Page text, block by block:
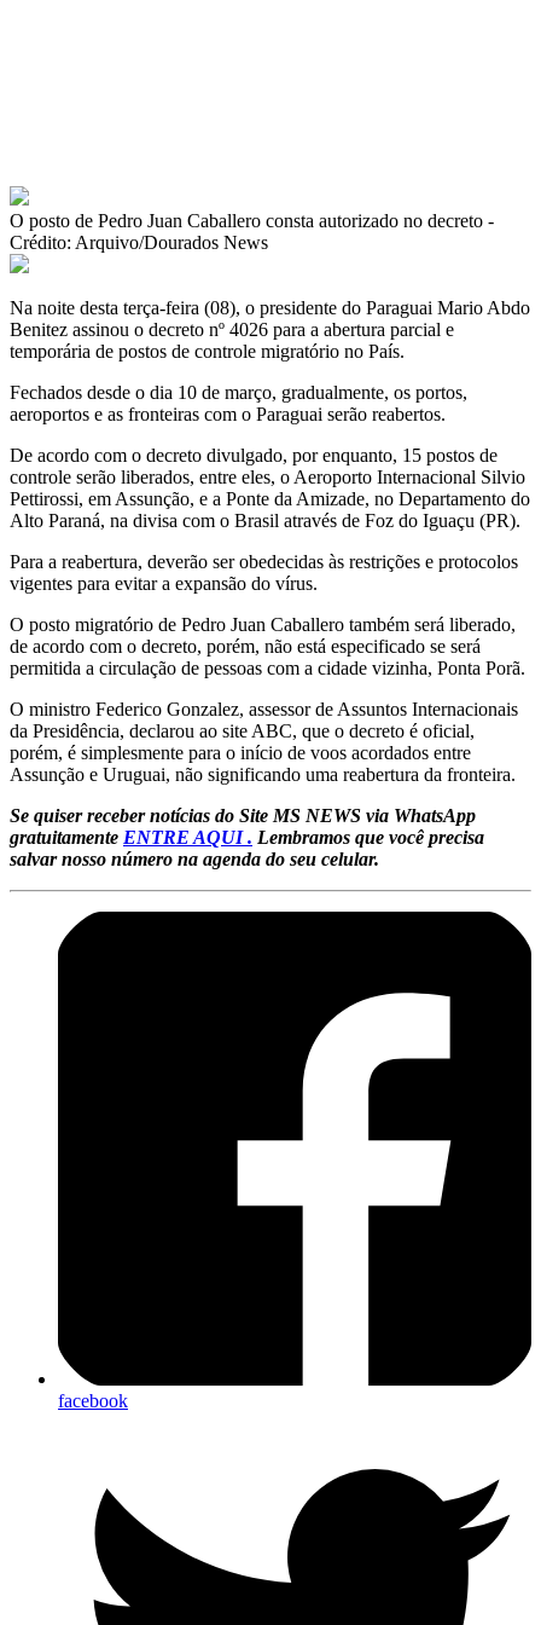
O posto de Pedro Juan Caballero consta autorizado no decreto -
Crédito: Arquivo/Dourados News
Na noite desta terça-feira (08), o presidente do Paraguai Mario Abdo
Benitez assinou o decreto nº 4026 para a abertura parcial e
temporária de postos de controle migratório no País.
Fechados desde o dia 10 de março, gradualmente, os portos,
aeroportos e as fronteiras com o Paraguai serão reabertos.
De acordo com o decreto divulgado, por enquanto, 15 postos de
controle serão liberados, entre eles, o Aeroporto Internacional Silvio
Pettirossi, em Assunção, e a Ponte da Amizade, no Departamento do
Alto Paraná, na divisa com o Brasil através de Foz do Iguaçu (PR).
Para a reabertura, deverão ser obedecidas às restrições e protocolos
vigentes para evitar a expansão do vírus.
O posto migratório de Pedro Juan Caballero também será liberado,
de acordo com o decreto, porém, não está especificado se será
permitida a circulação de pessoas com a cidade vizinha, Ponta Porã.
O ministro Federico Gonzalez, assessor de Assuntos Internacionais
da Presidência, declarou ao site ABC, que o decreto é oficial,
porém, é simplesmente para o início de voos acordados entre
Assunção e Uruguai, não significando uma reabertura da fronteira.
Se quiser receber notícias do Site MS NEWS via WhatsApp
gratuitamente ENTRE AQUI . Lembramos que você precisa
salvar nosso número na agenda do seu celular.
facebook